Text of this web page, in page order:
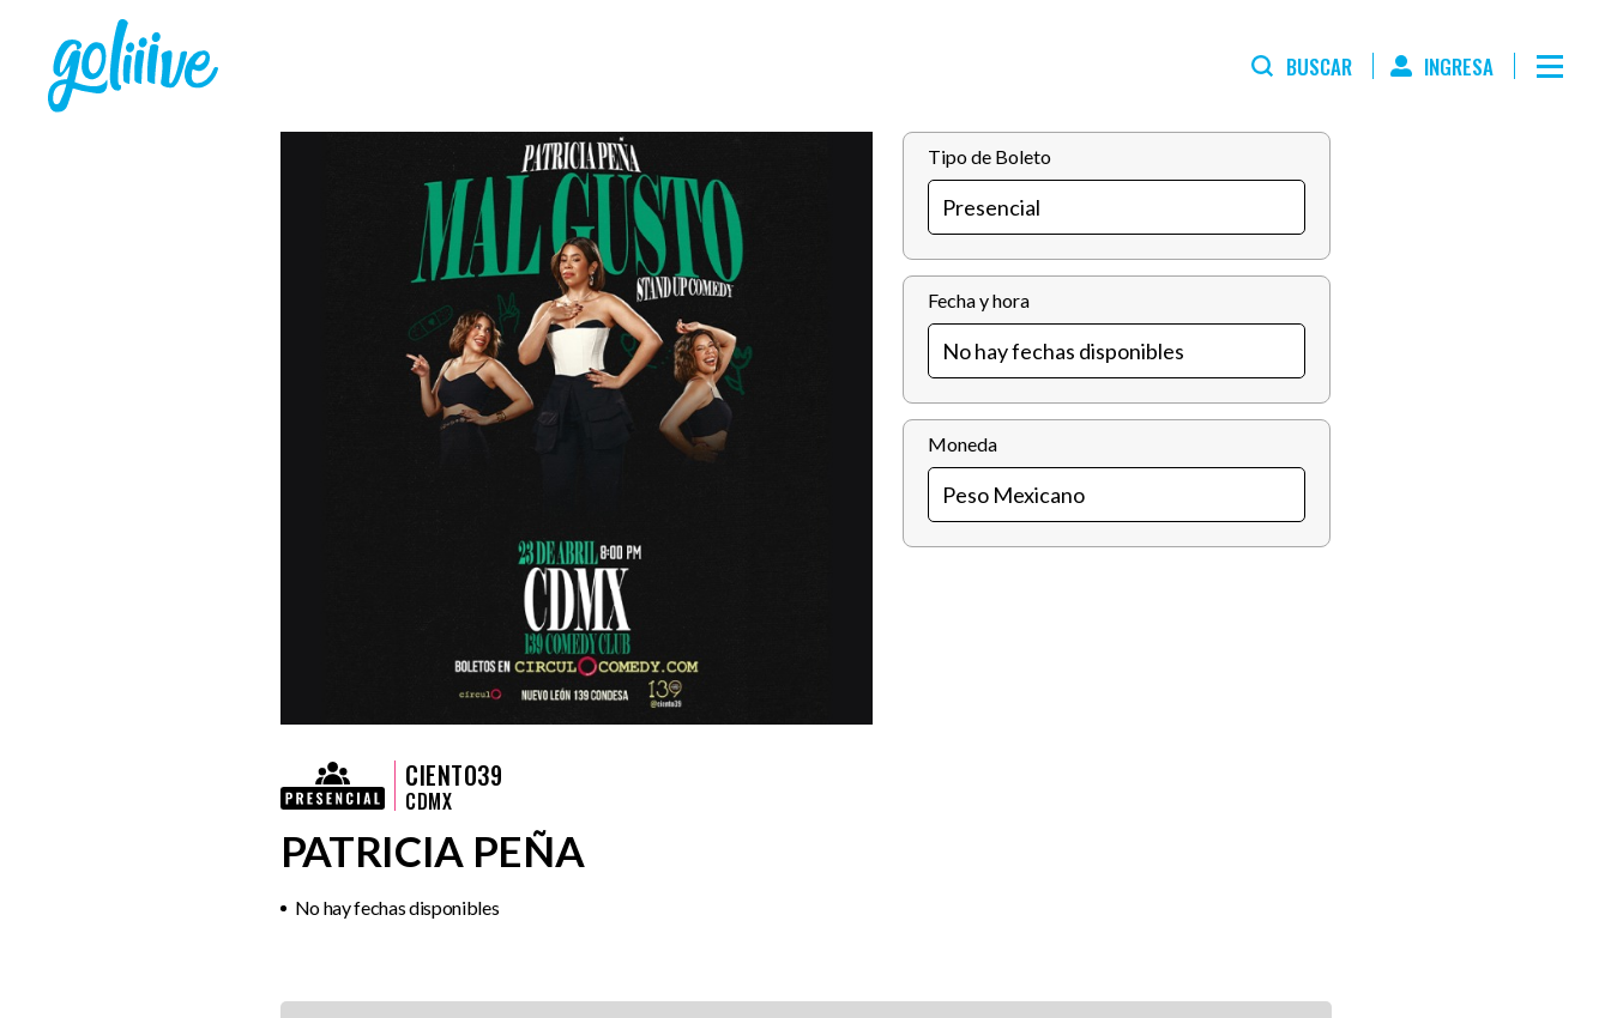
BUSCAR INGRESA
CIENTO39
CDMX
PATRICIA PEÑA
No hay fechas disponibles
Tipo de Boleto
Fecha y hora
Moneda